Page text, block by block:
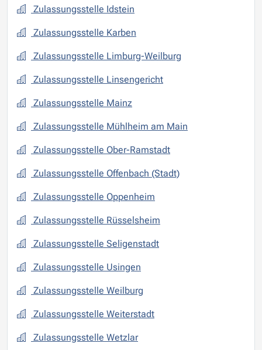
Zulassungsstelle Idstein
Zulassungsstelle Karben
Zulassungsstelle Limburg-Weilburg
Zulassungsstelle Linsengericht
Zulassungsstelle Mainz
Zulassungsstelle Mühlheim am Main
Zulassungsstelle Ober-Ramstadt
Zulassungsstelle Offenbach (Stadt)
Zulassungsstelle Oppenheim
Zulassungsstelle Rüsselsheim
Zulassungsstelle Seligenstadt
Zulassungsstelle Usingen
Zulassungsstelle Weilburg
Zulassungsstelle Weiterstadt
Zulassungsstelle Wetzlar